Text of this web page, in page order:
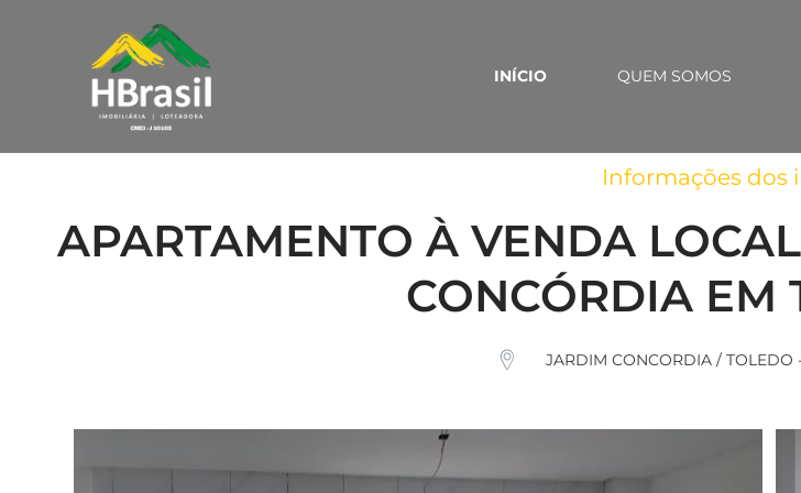
INÍCIO QUEM SOMOS
Informações dos
APARTAMENTO À VENDA
CONCÓRDIA EM
JARDIM CONCORDIA / TOLEDO